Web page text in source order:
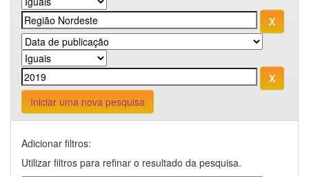
Iniciar uma nova pesquisa
Adicionar filtros:
Utilizar filtros para refinar o resultado da pesquisa.